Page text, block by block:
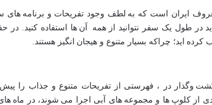
ایران است که به لطف وجود تفریحات و برنامه های
در طول یک سفر نتوانید از همه آن ها استفاده کنید.
کرده اید؛ چراکه بسیار متنوع و هیجان انگیز هستند.
وگذار در ، فهرستی از تفریحات متنوع و جذاب را
از کلوپ ها و مجموعه های آبی اجرا می شوند، در ماه